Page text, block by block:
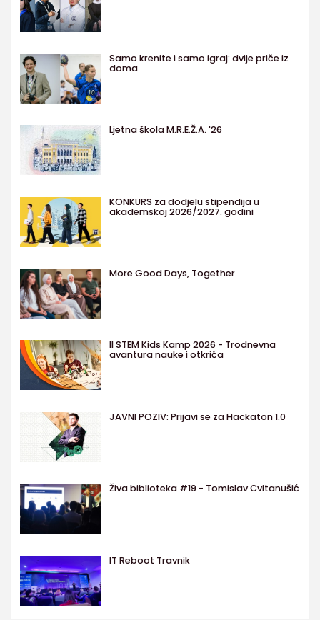
Samo krenite i samo igraj: dvije priče iz
doma
Ljetna škola M.R.E.Ž.A. '26
KONKURS za dodjelu stipendija u
akademskoj 2026/2027. godini
More Good Days, Together
II STEM Kids Kamp 2026 - Trodnevna
avantura nauke i otkrića
JAVNI POZIV: Prijavi se za Hackaton 1.0
Živa biblioteka #19 - Tomislav Cvitanušić
IT Reboot Travnik